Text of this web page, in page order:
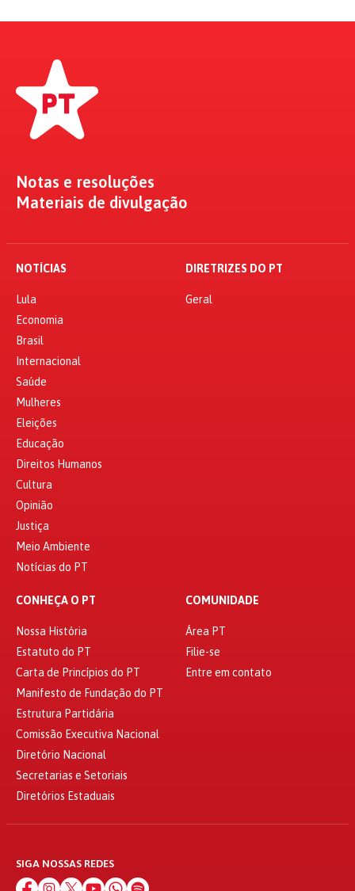
Notas e resoluções
Materiais de divulgação
NOTÍCIAS
Lula
Economia
Brasil
Internacional
Saúde
Mulheres
Eleições
Educação
Direitos Humanos
Cultura
Opinião
Justiça
Meio Ambiente
Notícias do PT
DIRETRIZES DO PT
Geral
CONHEÇA O PT
Nossa História
Estatuto do PT
Carta de Princípios do PT
Manifesto de Fundação do PT
Estrutura Partidária
Comissão Executiva Nacional
Diretório Nacional
Secretarias e Setoriais
Diretórios Estaduais
COMUNIDADE
Área PT
Filie-se
Entre em contato
SIGA NOSSAS REDES